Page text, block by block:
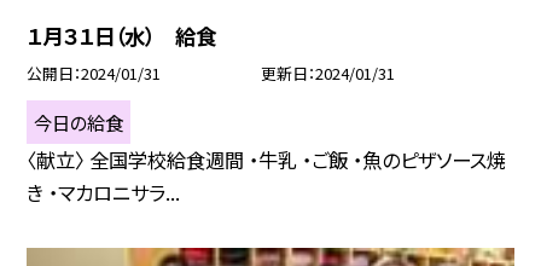
１月３１日（水） 給食
公開日 2024/01/31 更新日 2024/01/31
今日の給食
〈献立〉 全国学校給食週間 ・牛乳 ・ご飯 ・魚のピザソース焼
き ・マカロニサラ...